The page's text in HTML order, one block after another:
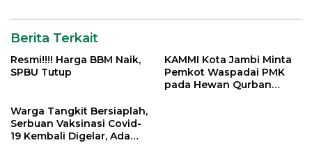
Berita Terkait
Resmi!!!! Harga BBM Naik,
SPBU Tutup
KAMMI Kota Jambi Minta
Pemkot Waspadai PMK
pada Hewan Qurban
Warga Tangkit Bersiaplah,
Serbuan Vaksinasi Covid-
19 Kembali Digelar, Ada